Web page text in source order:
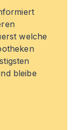
welche
bleibe